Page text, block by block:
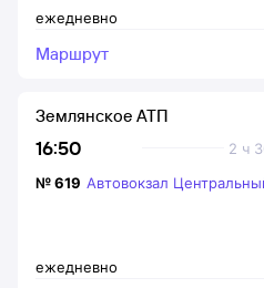
ежедневно
Маршрут
16:50 2 ч
Землянское АТП
ежедневно
№619 Автовокзал